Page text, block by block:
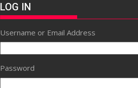
LOG IN
Username or Email Address
Password